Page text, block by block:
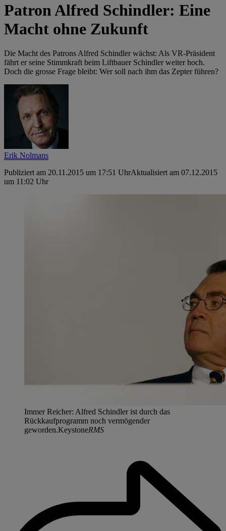
Patron Alfred Schindler: Eine
Macht ohne Zukunft
Die Macht des Patrons Alfred Schindler wächst: Als VR-Präsident
fährt er seine Stimmkraft beim Liftbauer Schindler weiter hoch.
Doch die grosse Frage bleibt: Wer soll nach ihm das Zepter führen?
Erik Nolmans
Publiziert am 20.11.2015 um 17:51 UhrAktualisiert am 07.12.2015
um 11:02 Uhr
Immer Reicher: Alfred Schindler ist durch das
Rückkaufprogramm noch vermögender
geworden.KeystoneRMS